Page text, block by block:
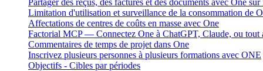
Limitation d'utilisation et surveillance de la consommation de
Affectations de centres de coûts en masse avec One
Factorial MCP — Connectez One à ChatGPT, Claude, ou tout
Commentaires de temps de projet dans One
Inscrivez plusieurs personnes à plusieurs formations avec ONE
Objectifs - Cibles par périodes